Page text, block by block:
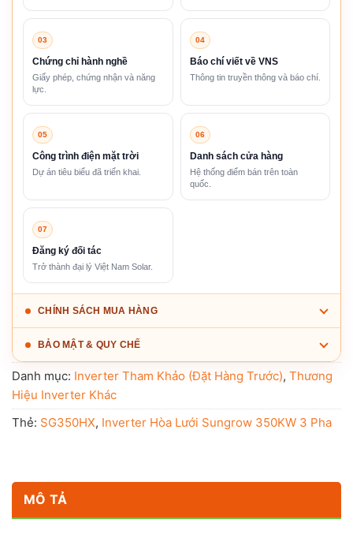
03
Chứng chỉ hành nghề
Giấy phép, chứng nhận và năng
lực.
04
Báo chí viết về VNS
Thông tin truyền thông và báo chí.
05
Công trình điện mặt trời
Dự án tiêu biểu đã triển khai.
06
Danh sách cửa hàng
Hệ thống điểm bán trên toàn
quốc.
07
Đăng ký đối tác
Trở thành đại lý Việt Nam Solar.
CHÍNH SÁCH MUA HÀNG
BẢO MẬT & QUY CHẾ
Danh mục: Inverter Tham Khảo (Đặt Hàng Trước), Thương
Hiệu Inverter Khác
Thẻ: SG350HX, Inverter Hòa Lưới Sungrow 350KW 3 Pha
MÔ TẢ